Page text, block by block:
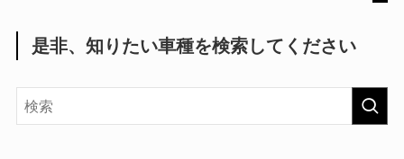
是非、知りたい車種を検索してください